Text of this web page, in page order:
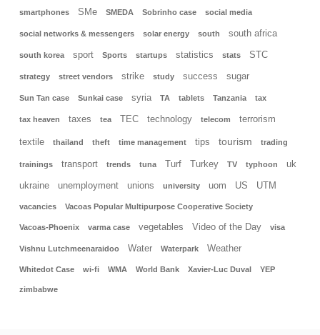
smartphones SMe SMEDA Sobrinho case social media
social networks & messengers solar energy south south africa
south korea sport Sports startups statistics stats STC
strategy street vendors strike study success sugar
Sun Tan case Sunkai case syria TA tablets Tanzania tax
tax heaven taxes tea TEC technology telecom terrorism
textile thailand theft time management tips tourism trading
trainings transport trends tuna Turf Turkey TV typhoon uk
ukraine unemployment unions university uom US UTM
vacancies Vacoas Popular Multipurpose Cooperative Society
Vacoas-Phoenix varma case vegetables Video of the Day visa
Vishnu Lutchmeenaraidoo Water Waterpark Weather
Whitedot Case wi-fi WMA World Bank Xavier-Luc Duval YEP
zimbabwe